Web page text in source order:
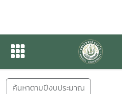
ข่าวสารกิจกรรม
ค้นหาตามปีงบประมาณ